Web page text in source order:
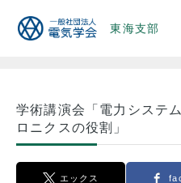
東海支部
学術講演会「電力システ
ロニクスの役割」
エックス